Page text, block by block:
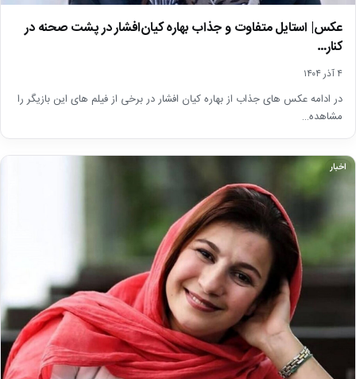
عکس| استایل متفاوت و جذاب بهاره کیان‌افشار در پشت صحنه در
کنار…
۴ آذر ۱۴۰۴
در ادامه عکس های جذاب از بهاره کیان افشار در برخی از فیلم های این بازیگر را
مشاهده…
اخبار